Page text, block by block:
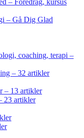
– Foredrag, kursus
– Gå Dig Glad
coaching, terapi –
– 32 artikler
– 13 artikler
23 artikler